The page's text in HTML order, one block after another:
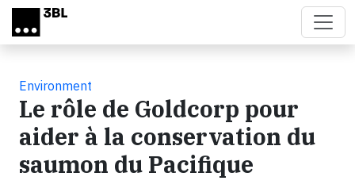
Skip to main content
Environment
Le rôle de Goldcorp pour
aider à la conservation du
saumon du Pacifique